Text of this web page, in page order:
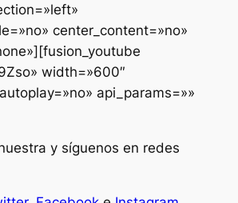
center_content=»no»
width=»600″
api_params=»»
y síguenos en redes